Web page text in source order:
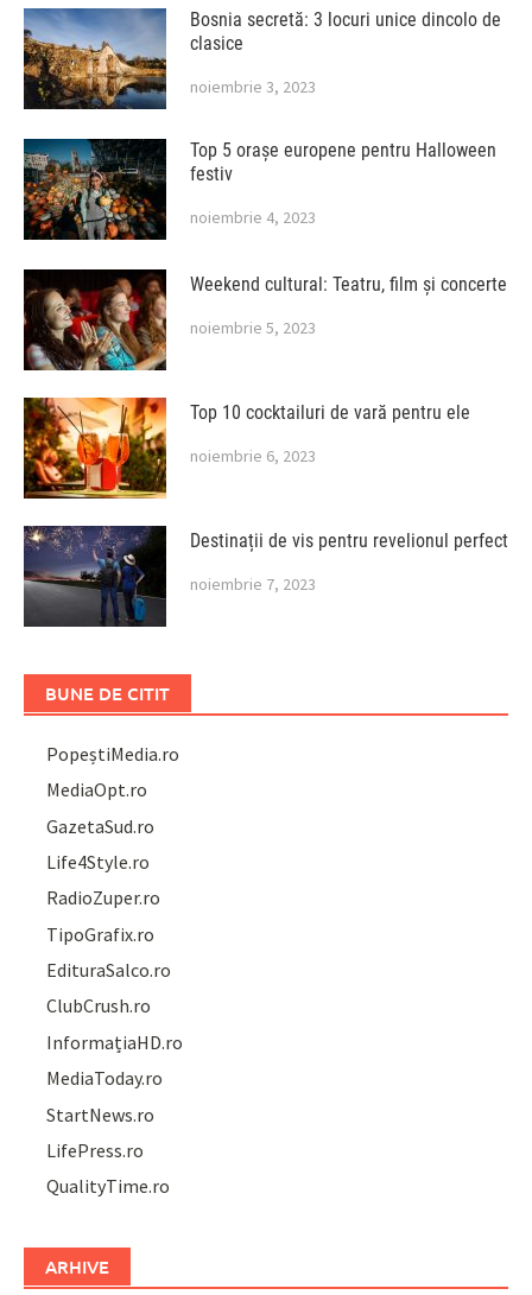
Bosnia secretă: 3 locuri unice dincolo de
clasice
noiembrie 3, 2023
Top 5 orașe europene pentru Halloween
festiv
noiembrie 4, 2023
Weekend cultural: Teatru, film și concerte
noiembrie 5, 2023
Top 10 cocktailuri de vară pentru ele
noiembrie 6, 2023
Destinații de vis pentru revelionul perfect
noiembrie 7, 2023
BUNE DE CITIT
PopeștiMedia.ro
MediaOpt.ro
GazetaSud.ro
Life4Style.ro
RadioZuper.ro
TipoGrafix.ro
EdituraSalco.ro
ClubCrush.ro
InformațiaHD.ro
MediaToday.ro
StartNews.ro
LifePress.ro
QualityTime.ro
ARHIVE